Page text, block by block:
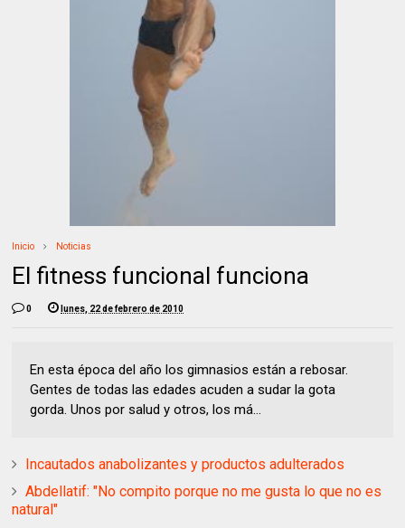
Inicio Noticias
El fitness funcional funciona
0 lunes, 22 de febrero de 2010
En esta época del año los gimnasios están a rebosar.
Gentes de todas las edades acuden a sudar la gota
gorda. Unos por salud y otros, los má...
Incautados anabolizantes y productos adulterados
Abdellatif: "No compito porque no me gusta lo que no es
natural"